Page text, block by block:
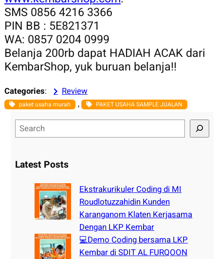
SMS 0856 4216 3366
PIN BB : 5E821371
WA: 0857 0204 0999
Belanja 200rb dapat HADIAH ACAK dari
KembarShop, yuk buruan belanja!!
Categories: Review
paket usaha murah , PAKET USAHA SAMPLE JUALAN
e
rLatest Posts
Ekstrakurikuler Coding di MI
Roudlotuzzahidin Kunden
Karanganom Klaten Kerjasama
Dengan LKP Kembar
💻Demo Coding bersama LKP
Kembar di SDIT AL FURQOON